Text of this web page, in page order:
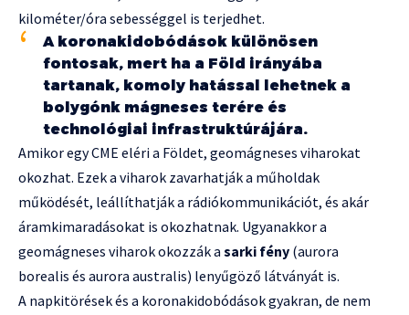
kilométer/óra sebességgel is terjedhet.
A koronakidobódások különösen
fontosak, mert ha a Föld irányába
tartanak, komoly hatással lehetnek a
bolygónk mágneses terére és
technológiai infrastruktúrájára.
Amikor egy CME eléri a Földet, geomágneses viharokat
okozhat. Ezek a viharok zavarhatják a műholdak
működését, leállíthatják a rádiókommunikációt, és akár
áramkimaradásokat is okozhatnak. Ugyanakkor a
geomágneses viharok okozzák a sarki fény (aurora
borealis és aurora australis) lenyűgöző látványát is.
A napkitörések és a koronakidobódások gyakran, de nem